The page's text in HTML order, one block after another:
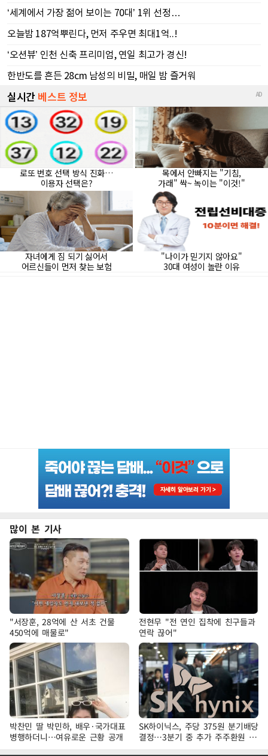
많이 본 기사
"서장훈, 28억에 산 서초 건물
450억에 매물로"
전현무 "전 연인 집착에 친구들과
연락 끊어"
박찬민 딸 박민하, 배우·국가대표
병행하더니…여유로운 근황 공개
SK하이닉스, 주당 375원 분기배당
결정…3분기 중 추가 주주환원 발
표